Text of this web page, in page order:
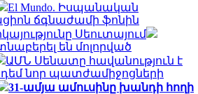
El Mundo. Իսպանական
ճգնաժամի ֆոնին
Սեուտայում
են մոլորված
ԱՄՆ Սենատը հավանություն է
նոր պատժամիջոցների
31-ամյա ամուսինը խանդի հողի